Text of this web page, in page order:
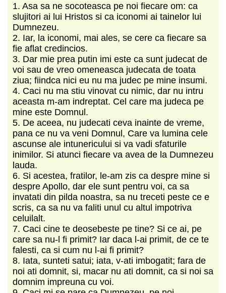
1. Asa sa ne socoteasca pe noi fiecare om: ca
slujitori ai lui Hristos si ca iconomi ai tainelor lui
Dumnezeu.
2. Iar, la iconomi, mai ales, se cere ca fiecare sa
fie aflat credincios.
3. Dar mie prea putin imi este ca sunt judecat de
voi sau de vreo omeneasca judecata de toata
ziua; fiindca nici eu nu ma judec pe mine insumi.
4. Caci nu ma stiu vinovat cu nimic, dar nu intru
aceasta m-am indreptat. Cel care ma judeca pe
mine este Domnul.
5. De aceea, nu judecati ceva inainte de vreme,
pana ce nu va veni Domnul, Care va lumina cele
ascunse ale intunericului si va vadi sfaturile
inimilor. Si atunci fiecare va avea de la Dumnezeu
lauda.
6. Si acestea, fratilor, le-am zis ca despre mine si
despre Apollo, dar ele sunt pentru voi, ca sa
invatati din pilda noastra, sa nu treceti peste ce e
scris, ca sa nu va faliti unul cu altul impotriva
celuilalt.
7. Caci cine te deosebeste pe tine? Si ce ai, pe
care sa nu-l fi primit? Iar daca l-ai primit, de ce te
falesti, ca si cum nu l-ai fi primit?
8. Iata, sunteti satui; iata, v-ati imbogatit; fara de
noi ati domnit, si, macar nu ati domnit, ca si noi sa
domnim impreuna cu voi.